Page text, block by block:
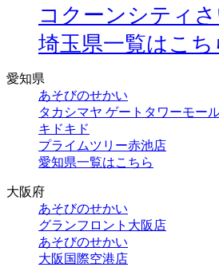
コクーンシティ
埼玉県一覧はこち
愛知県
あそびのせかい
タカシマヤ ゲートタワーモー
キドキド
プライムツリー赤池店
愛知県一覧はこちら
大阪府
あそびのせかい
グランフロント大阪店
あそびのせかい
大阪国際空港店